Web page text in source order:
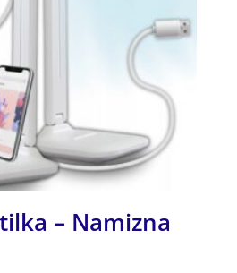
– Namizna